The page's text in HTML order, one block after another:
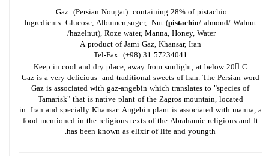
Gaz (Persian Nougat) containing 28% of pistachio
Ingredients: Glucose, Albumen,suger, Nut (pistachio/ almond/ Walnut
/hazelnut), Roze water, Manna, Honey, Water
A product of Jami Gaz, Khansar, Iran
Tel-Fax: (+98) 31 57234041
Keep in cool and dry place, away from sunlight, at below 20 C
Gaz is a very delicious and traditional sweets of Iran. The Persian word
Gaz is associated with gaz-angebin which translates to "species of
Tamarisk" that is native plant of the Zagros mountain, located
in Iran and specially Khansar. Angebin plant is associated with manna, a
food mentioned in the religious texts of the Abrahamic religions and It
has been known as elixir of life and youngth.